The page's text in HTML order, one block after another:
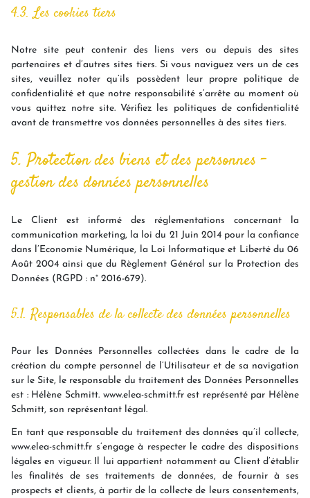
4.3. Les cookies tiers
Notre site peut contenir des liens vers ou depuis des sites
partenaires et d’autres sites tiers. Si vous naviguez vers un de ces
sites, veuillez noter qu’ils possèdent leur propre politique de
confidentialité et que notre responsabilité s’arrête au moment où
vous quittez notre site. Vérifiez les politiques de confidentialité
avant de transmettre vos données personnelles à des sites tiers.
5. Protection des biens et des personnes -
gestion des données personnelles
Le Client est informé des réglementations concernant la
communication marketing, la loi du 21 Juin 2014 pour la confiance
dans l’Economie Numérique, la Loi Informatique et Liberté du 06
Août 2004 ainsi que du Règlement Général sur la Protection des
Données (RGPD : n° 2016-679).
5.1. Responsables de la collecte des données personnelles
Pour les Données Personnelles collectées dans le cadre de la
création du compte personnel de l’Utilisateur et de sa navigation
sur le Site, le responsable du traitement des Données Personnelles
est : Hélène Schmitt. www.elea-schmitt.fr est représenté par Hélène
Schmitt, son représentant légal.
En tant que responsable du traitement des données qu’il collecte,
www.elea-schmitt.fr s’engage à respecter le cadre des dispositions
légales en vigueur. Il lui appartient notamment au Client d’établir
les finalités de ses traitements de données, de fournir à ses
prospects et clients, à partir de la collecte de leurs consentements,